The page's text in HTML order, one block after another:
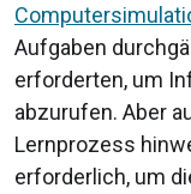
Aufgaben
erforderten, um
abzurufen. Aber
Lernprozess
erforderlich, um